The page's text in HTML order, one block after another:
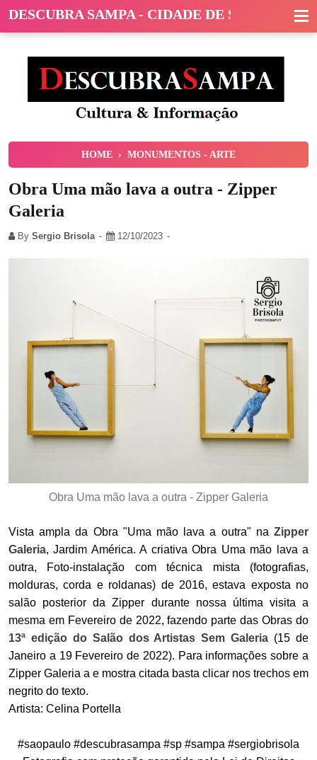
DESCUBRA SAMPA - CIDADE DE SÃO PAULO
HOME › MONUMENTOS - ARTE
Obra Uma mão lava a outra - Zipper
Galeria
By Sergio Brisola 12/10/2023
Obra Uma mão lava a outra - Zipper Galeria
Vista ampla da Obra "Uma mão lava a outra" na Zipper
Galeria, Jardim América. A criativa Obra Uma mão lava a
outra, Foto-instalação com técnica mista (fotografias,
molduras, corda e roldanas) de 2016, estava exposta no
salão posterior da Zipper durante nossa última visita a
mesma em Fevereiro de 2022, fazendo parte das Obras do
13ª edição do Salão dos Artistas Sem Galeria (15 de
Janeiro a 19 Fevereiro de 2022). Para informações sobre a
Zipper Galeria a e mostra citada basta clicar nos trechos em
negrito do texto.
Artista: Celina Portella
#saopaulo #descubrasampa #sp #sampa #sergiobrisola